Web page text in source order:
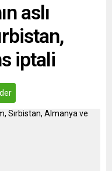
aslı
iptali